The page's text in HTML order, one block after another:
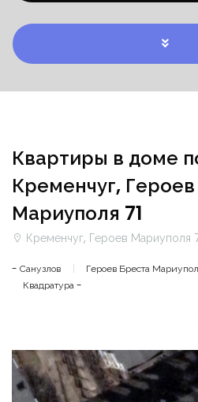
Квартиры в доме
Кременчуг, Героев
Мариуполя 71
Кременчуг, Героев Мариуполя
- Санузлов
Героев Бреста
Квадратура -